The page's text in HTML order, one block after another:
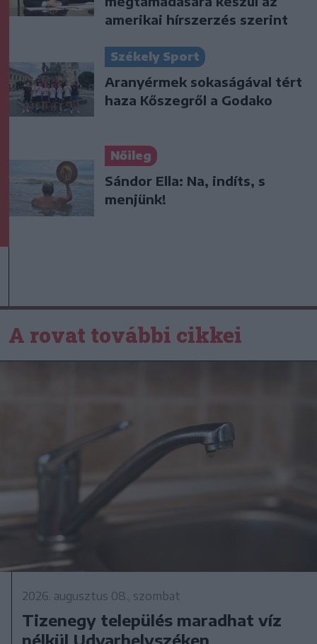
amerikai hírszerzés szerint
Székely Sport
Aranyérmek sokaságával tért
haza Kőszegről a Godako
Nőileg
Sándor Ella: Na, indíts, s
menjünk!
A rovat további cikkei
2026. augusztus 08., szombat
Tizenegy település maradhat víz
nélkül Udvarhelyszéken